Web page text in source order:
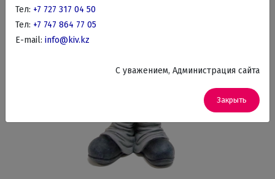
Тел: +7 727 317 04 50
Тел: +7 747 864 77 05
E-mail: info@kiv.kz
C уважением, Администрация сайта
Закрыть